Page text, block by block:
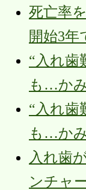
死亡率
開始3年
“入れ歯
も…か
“入れ歯
も…か
入れ歯
ンチャ